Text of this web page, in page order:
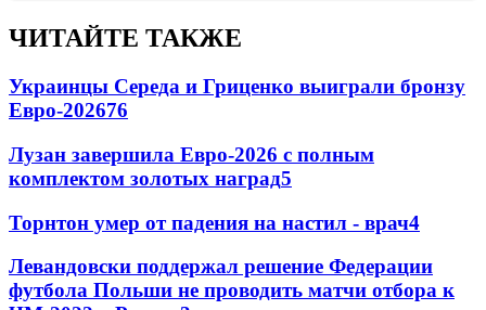
ЧИТАЙТЕ ТАКЖЕ
Украинцы Середа и Гриценко выиграли бронзу
Евро-202676
Лузан завершила Евро-2026 с полным
комплектом золотых наград5
Торнтон умер от падения на настил - врач4
Левандовски поддержал решение Федерации
футбола Польши не проводить матчи отбора к